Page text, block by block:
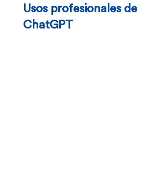
Usos profesionales de
ChatGPT